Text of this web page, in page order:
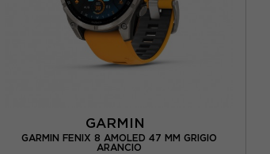
GARMIN
GARMIN FENIX 8 AMOLED 47 MM GRIGIO
ARANCIO